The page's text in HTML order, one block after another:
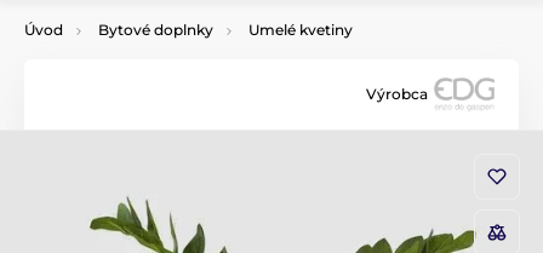
Úvod Bytové doplnky Umelé kvetiny
Výrobca